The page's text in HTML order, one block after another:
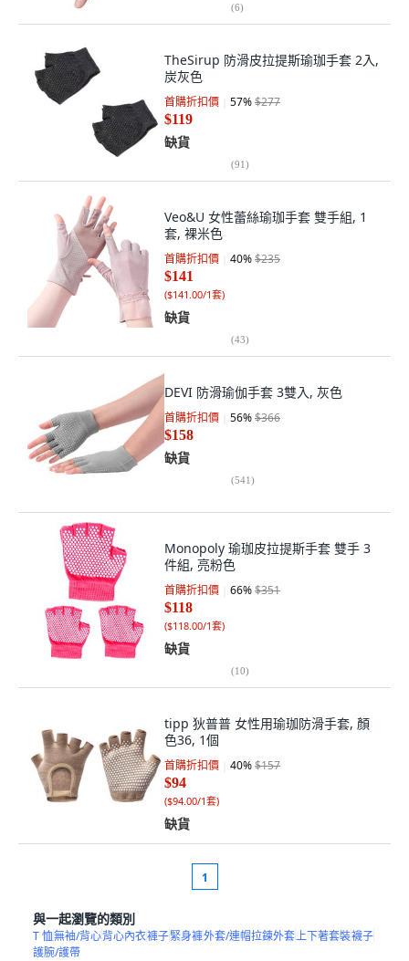
(6)
TheSirup 防滑皮拉提斯瑜珈手套 2入,
炭灰色
首購折扣價 57%$277
$119
缺貨
(91)
Veo&U 女性蕾絲瑜珈手套 雙手組, 1
套, 裸米色
首購折扣價 40%$235
$141
($141.00/1套)
缺貨
(43)
DEVI 防滑瑜伽手套 3雙入, 灰色
首購折扣價 56%$366
$158
缺貨
(541)
Monopoly 瑜珈皮拉提斯手套 雙手 3
件組, 亮粉色
首購折扣價 66%$351
$118
($118.00/1套)
缺貨
(10)
tipp 狄普普 女性用瑜珈防滑手套, 顏
色36, 1個
首購折扣價 40%$157
$94
($94.00/1套)
缺貨
1
與一起瀏覽的類別
T 恤無袖/背心背心內衣褲子緊身褲外套/連帽拉鍊外套上下著套裝襪子
護腕/護帶